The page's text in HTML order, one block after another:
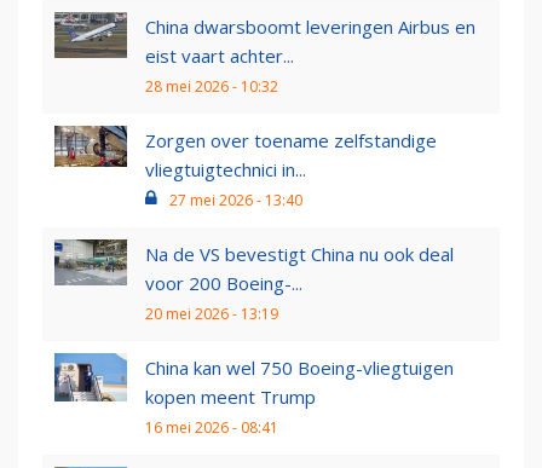
China dwarsboomt leveringen Airbus en
eist vaart achter...
28 mei 2026 - 10:32
Zorgen over toename zelfstandige
vliegtuigtechnici in...
27 mei 2026 - 13:40
Na de VS bevestigt China nu ook deal
voor 200 Boeing-...
20 mei 2026 - 13:19
China kan wel 750 Boeing-vliegtuigen
kopen meent Trump
16 mei 2026 - 08:41